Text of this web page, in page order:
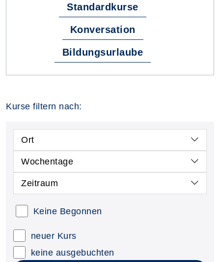
Standardkurse
Konversation
Bildungsurlaube
Kurse filtern nach:
Ort
Wochentage
Zeitraum
Keine Begonnen
neuer Kurs
keine ausgebuchten